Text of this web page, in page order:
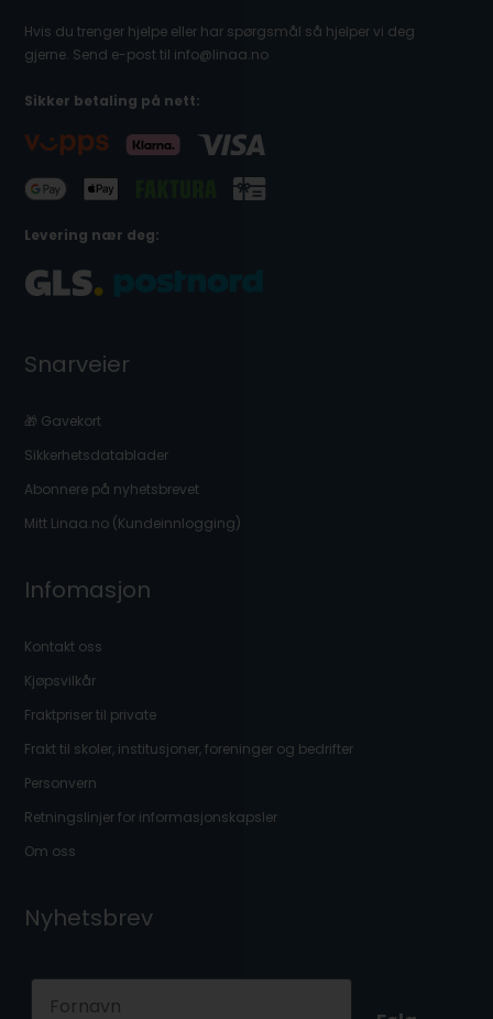
Hvis du trenger hjelpe eller har spørgsmål så hjelper vi deg
gjerne. Send e-post til info@linaa.no
Sikker betaling på nett:
Levering nær deg:
Snarveier
🎁 Gavekort
Sikkerhetsdatablader
Abonnere på nyhetsbrevet
Mitt Linaa.no (Kundeinnlogging)
Infomasjon
Kontakt oss
Kjøpsvilkår
Fraktpriser til private
Frakt til skoler, institusjoner, foreninger og bedrifter
Personvern
Retningslinjer for informasjonskapsler
Om oss
Nyhetsbrev